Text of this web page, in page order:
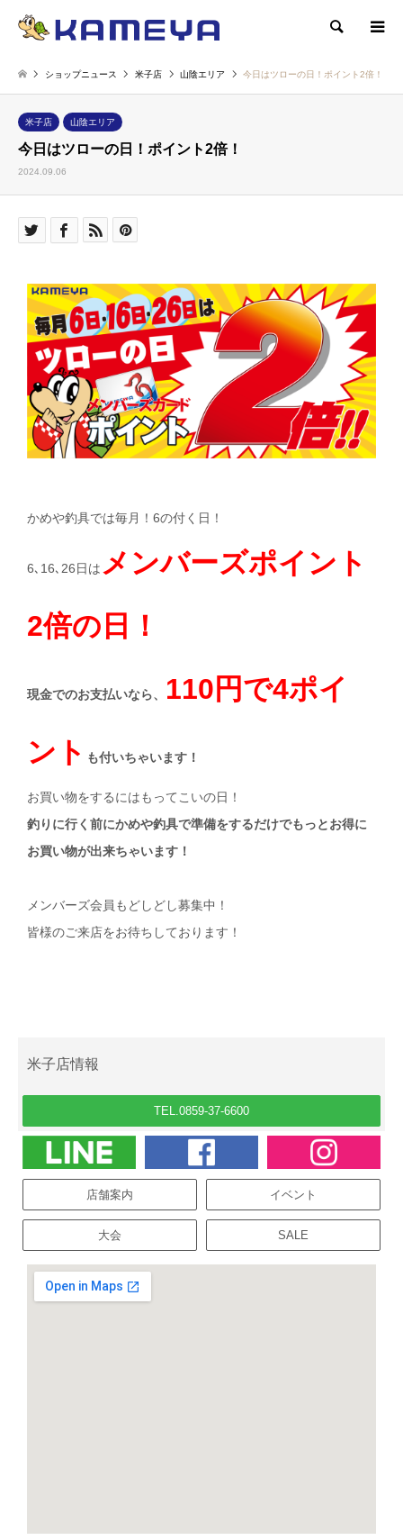
検索
ショップニュース 米子店 山陰エリア 今日はツローの日！ポイント2倍！
米子店 山陰エリア
今日はツローの日！ポイント2倍！
2024.09.06
かめや釣具では毎月！6の付く日！
6､16､26日は メンバーズポイント
2倍の日！
現金でのお支払いなら、
110円で4ポイ
ント も付いちゃいます！
お買い物をするにはもってこいの日！
釣りに行く前にかめや釣具で準備をするだけでもっとお得に
お買い物が出来ちゃいます！
メンバーズ会員もどしどし募集中！
皆様のご来店をお待ちしております！
米子店情報
TEL.0859-37-6600
店舗案内 イベント
大会 SALE